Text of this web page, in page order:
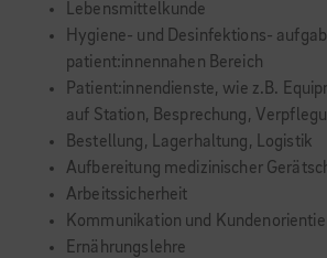
Lebensmittelkunde
Hygiene- und Desinfektions-
patient:innennahen Bereich
Patient:innendienste, wie z.B.
auf Station, Besprechung,
Bestellung, Lagerhaltung, Logistik
Aufbereitung medizinischer
Arbeitssicherheit
Kommunikation und
Ernährungslehre